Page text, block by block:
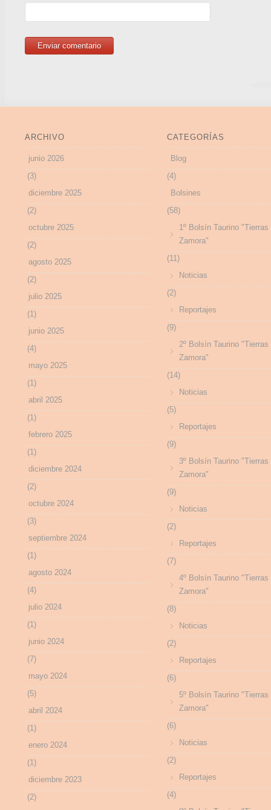
ARCHIVO
junio 2026
(3)
diciembre 2025
(2)
octubre 2025
(2)
agosto 2025
(2)
julio 2025
(1)
junio 2025
(4)
mayo 2025
(1)
abril 2025
(1)
febrero 2025
(1)
diciembre 2024
(2)
octubre 2024
(3)
septiembre 2024
(1)
agosto 2024
(4)
julio 2024
(1)
junio 2024
(7)
mayo 2024
(5)
abril 2024
(1)
enero 2024
(1)
diciembre 2023
(2)
CATEGORÍAS
Blog
(4)
Bolsines
(58)
1º Bolsín Taurino "Tierras
Zamora"
(11)
Noticias
(2)
Reportajes
(9)
2º Bolsín Taurino "Tierras
Zamora"
(14)
Noticias
(5)
Reportajes
(9)
3º Bolsín Taurino "Tierras
Zamora"
(9)
Noticias
(2)
Reportajes
(7)
4º Bolsín Taurino "Tierras
Zamora"
(8)
Noticias
(2)
Reportajes
(6)
5º Bolsín Taurino "Tierras
Zamora"
(6)
Noticias
(2)
Reportajes
(4)